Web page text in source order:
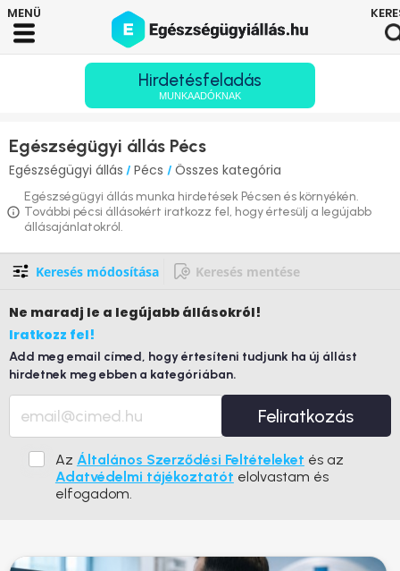
Hirdetésfeladás
MUNKAADÓKNAK
Egészségügyi állás Pécs
Egészségügyi állás / Pécs / Összes kategória
Egészségügyi állás munka hirdetések Pécsen és környékén.
További pécsi állásokért iratkozz fel, hogy értesülj a legújabb
állásajánlatokról.
Keresés módosítása Keresés mentése
Ne maradj le a legújabb állásokról!
Iratkozz fel!
Add meg email címed, hogy értesíteni tudjunk ha új állást
hirdetnek meg ebben a kategóriában.
Feliratkozás
Az Általános Szerződési Feltételeket és az
Adatvédelmi tájékoztatót elolvastam és
elfogadom.